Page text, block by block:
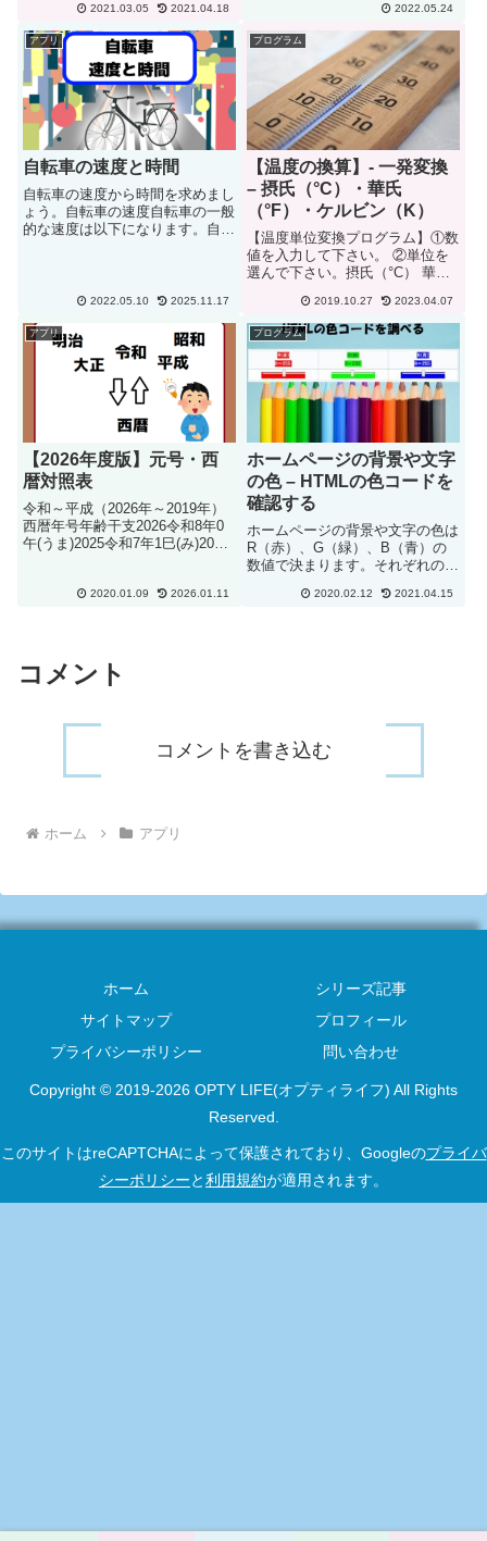
します。特徴クラス名を設定して
います。入力時に変更できます。
CSSの設定も表示されますの
で、作成後は任意に変更して下...
2021.03.05 2021.04.18
ームの最大点数は３０点ボウリン
グのスコアシートです。１回投げ
て、ピンが余っていれ...
2022.05.24
アプリ
自転車の速度と時間
自転車の速度から時間を求めまし
ょう。自転車の速度自転車の一般
的な速度は以下になります。自転
速度計がおすすめです。時間を計
2022.05.10 2025.11.17
プログラム
【温度の換算】- 一発変換
– 摂氏（°C）・華氏
（°F）・ケルビン（K）
【温度単位変換プログラム】①数
値を入力して下さい。 ②単位を
選んで下さい。摂氏（°C） 華氏
氏（°C）華氏（°F）ケルビン
（K）【一覧表】誤差はご了承願
います。 摂氏（°C） 華氏（°F）
ケルビン（K） ...
2019.10.27 2023.04.07
アプリ
【2026年度版】元号・西
暦対照表
令和～平成（2026年～2019年）
西暦年号年齢干支2026令和8年0
午(うま)2025令和7年1巳(み)2024
和3年5丑 (うし)2020令和2年6子
2020.01.09 2026.01.11
プログラム
ホームページの背景や文字
の色 – HTMLの色コードを
確認する
ホームページの背景や文字の色は
R（赤）、G（緑）、B（青）の
数値で決まります。それぞれの色
の範囲を動き、3つの数値の組み
2020.02.12 2021.04.15
コメント
コメントを書き込む
ホーム アプリ
ホーム
シリーズ記事
サイトマップ
プロフィール
プライバシーポリシー
問い合わせ
Copyright © 2019-2026 OPTY LIFE(オプティライフ) All Rights
Reserved.
このサイトはreCAPTCHAによって保護されており、Googleのプライバ
シーポリシーと利用規約が適用されます。